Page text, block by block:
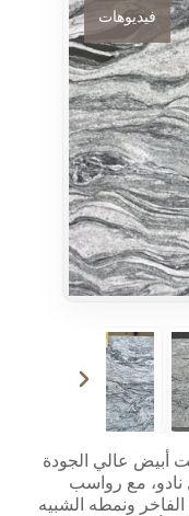
فيديوهات
أبيض عالي الجودة
مع رواسب
ونمطه الشبيه